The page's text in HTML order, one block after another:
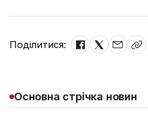
Поділитися:
Основна стрічка новин